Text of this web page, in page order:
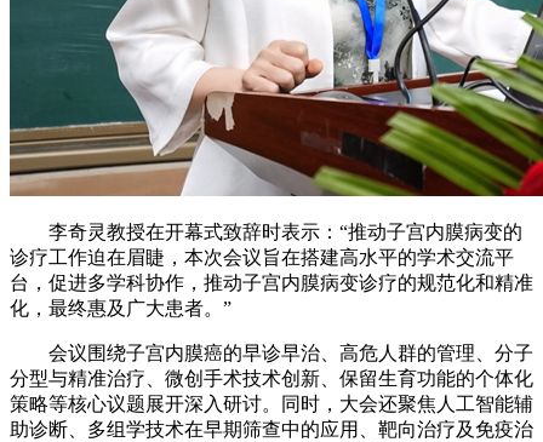
李奇灵教授在开幕式致辞时表示：“推动子宫内膜病变的
诊疗工作迫在眉睫，本次会议旨在搭建高水平的学术交流平
台，促进多学科协作，推动子宫内膜病变诊疗的规范化和精准
化，最终惠及广大患者。”
会议围绕子宫内膜癌的早诊早治、高危人群的管理、分子
分型与精准治疗、微创手术技术创新、保留生育功能的个体化
策略等核心议题展开深入研讨。同时，大会还聚焦人工智能辅
助诊断、多组学技术在早期筛查中的应用、靶向治疗及免疫治